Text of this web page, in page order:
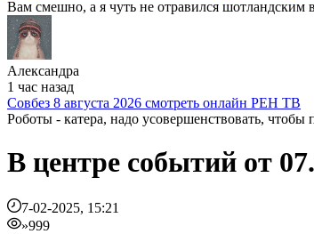
Вам смешно, а я чуть не отравился
Александра
1 час назад
Совбез 8 августа 2026 смотреть онлайн РЕН ТВ
Роботы - катера, надо усовершенствовать,
В центре событий от
7-02-2025, 15:21
»999